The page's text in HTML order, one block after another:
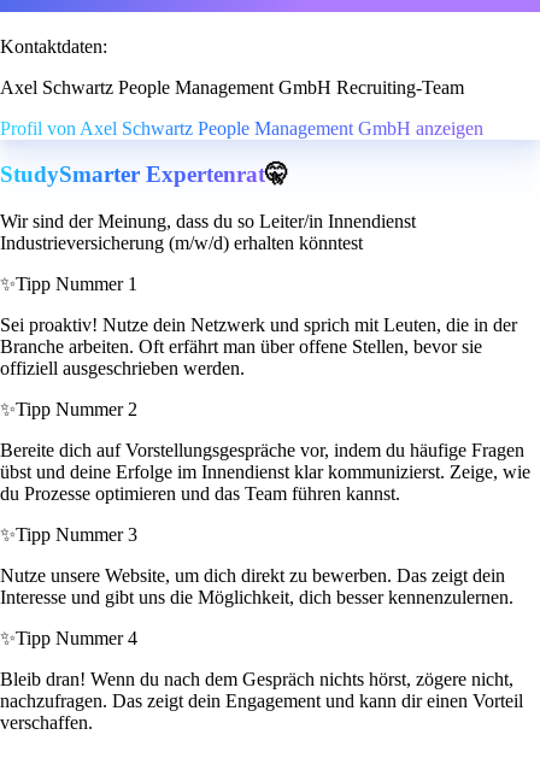
Kontaktdaten:
Axel Schwartz People Management GmbH Recruiting-Team
Profil von Axel Schwartz People Management GmbH anzeigen
StudySmarter Expertenrat🤫
Wir sind der Meinung, dass du so Leiter/in Innendienst
Industrieversicherung (m/w/d) erhalten könntest
✨Tipp Nummer 1
Sei proaktiv! Nutze dein Netzwerk und sprich mit Leuten, die in der
Branche arbeiten. Oft erfährt man über offene Stellen, bevor sie
offiziell ausgeschrieben werden.
✨Tipp Nummer 2
Bereite dich auf Vorstellungsgespräche vor, indem du häufige Fragen
übst und deine Erfolge im Innendienst klar kommunizierst. Zeige, wie
du Prozesse optimieren und das Team führen kannst.
✨Tipp Nummer 3
Nutze unsere Website, um dich direkt zu bewerben. Das zeigt dein
Interesse und gibt uns die Möglichkeit, dich besser kennenzulernen.
✨Tipp Nummer 4
Bleib dran! Wenn du nach dem Gespräch nichts hörst, zögere nicht,
nachzufragen. Das zeigt dein Engagement und kann dir einen Vorteil
verschaffen.